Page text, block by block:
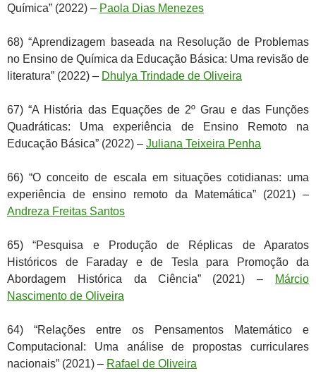
Química” (2022) – Paola Dias Menezes
68) “Aprendizagem baseada na Resolução de Problemas
no Ensino de Química da Educação Básica: Uma revisão de
literatura” (2022) – Dhulya Trindade de Oliveira
67) “A História das Equações de 2º Grau e das Funções
Quadráticas: Uma experiência de Ensino Remoto na
Educação Básica” (2022) – Juliana Teixeira Penha
66) “O conceito de escala em situações cotidianas: uma
experiência de ensino remoto da Matemática” (2021) –
Andreza Freitas Santos
65) “Pesquisa e Produção de Réplicas de Aparatos
Históricos de Faraday e de Tesla para Promoção da
Abordagem Histórica da Ciência” (2021) –
Márcio
Nascimento de Oliveira
64) “Relações entre os Pensamentos Matemático e
Computacional: Uma análise de propostas curriculares
nacionais” (2021) – Rafael de Oliveira